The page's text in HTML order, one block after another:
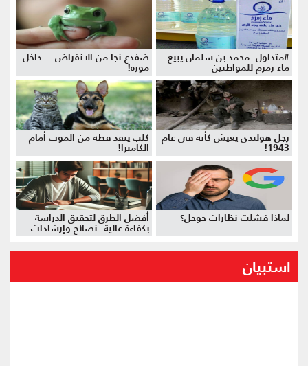
#متداول: محمد بن سلمان يبيع
ماء زمزم للمواطنين
ضفدع نجا من الانقراض... داخل
موزة!
رجل هولندي يعيش كأنه في عام
1943!
كلب ينقذ قطة من الموت أمام
الكاميرا!
لماذا فشلت نظارات جوجل؟ أفضل الطرق لتحقيق الدراسة
بكفاءة عالية: نصائح وإرشادات
استبيان